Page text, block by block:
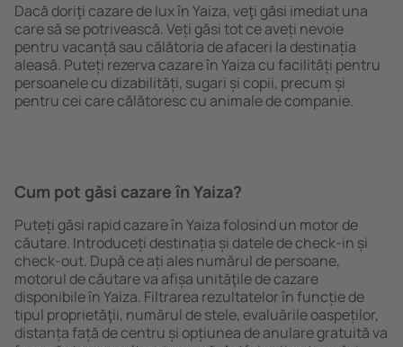
Dacă doriţi cazare de lux în Yaiza, veţi găsi imediat una
care să se potrivească. Veți găsi tot ce aveți nevoie
pentru vacanță sau călătoria de afaceri la destinația
aleasă. Puteți rezerva cazare în Yaiza cu facilități pentru
persoanele cu dizabilități, sugari și copii, precum și
pentru cei care călătoresc cu animale de companie.
Cum pot găsi cazare în Yaiza?
Puteți găsi rapid cazare în Yaiza folosind un motor de
căutare. Introduceți destinația și datele de check-in și
check-out. După ce ați ales numărul de persoane,
motorul de căutare va afișa unităţile de cazare
disponibile în Yaiza. Filtrarea rezultatelor în funcție de
tipul proprietăţii, numărul de stele, evaluările oaspeților,
distanța față de centru și opțiunea de anulare gratuită va